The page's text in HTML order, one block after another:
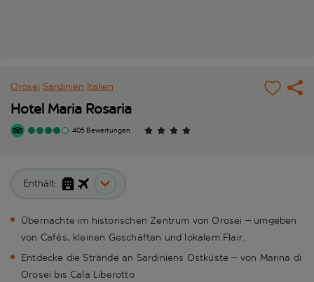
Orosei Sardinien Italien
Hotel Maria Rosaria
405 Bewertungen
Enthält:
Übernachte im historischen Zentrum von Orosei – umgeben
von Cafés, kleinen Geschäften und lokalem Flair.
Entdecke die Strände an Sardiniens Ostküste – von Marina di
Orosei bis Cala Liberotto